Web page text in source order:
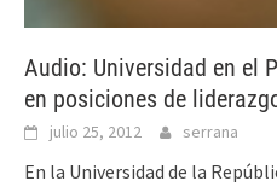
Audio: Universidad en el
en posiciones de
julio 25, 2012 serrana
En la Universidad de la